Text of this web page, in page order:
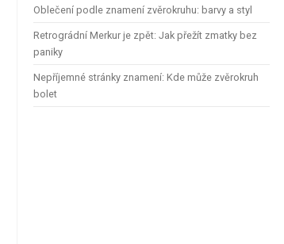
Oblečení podle znamení zvěrokruhu: barvy a styl
Retrográdní Merkur je zpět: Jak přežít zmatky bez
paniky
Nepříjemné stránky znamení: Kde může zvěrokruh
bolet